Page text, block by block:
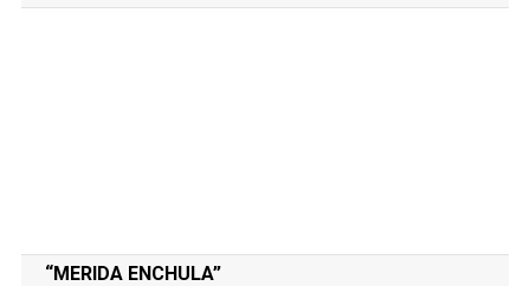
“MERIDA ENCHULA”